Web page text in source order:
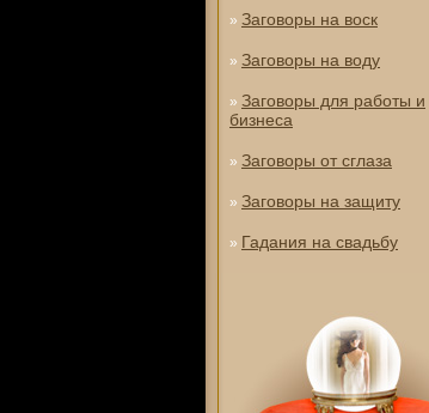
» Заговоры на воск
» Заговоры на воду
» Заговоры для работы и
бизнеса
» Заговоры от сглаза
» Заговоры на защиту
» Гадания на свадьбу